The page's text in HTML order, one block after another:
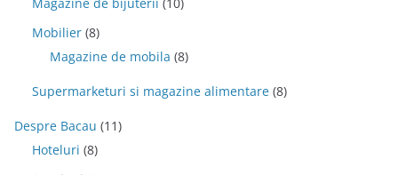
Magazine de bijuterii (10)
Mobilier (8)
Magazine de mobila (8)
Supermarketuri si magazine alimentare (8)
Despre Bacau (11)
Hoteluri (8)